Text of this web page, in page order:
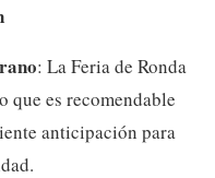
: La Feria de Ronda
que es recomendable
anticipación para